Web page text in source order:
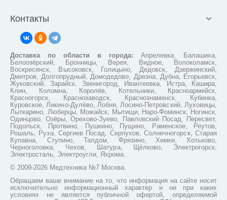
Контакты
Доставка по области в города: Апрелевка, Балашиха,
Белоозёрский, Бронницы, Верея, Видное, Волоколамск,
Воскресенск, Высоковск, Голицыно, Дедовск, Дзержинский,
Дмитров, Долгопрудный, Домодедово, Дрезна, Дубна, Егорьевск,
Жуковский, Зарайск, Звенигород, Ивантеевка, Истра, Кашира,
Клин, Коломна, Королёв, Котельники, Красноармейск,
Красногорск, Краснозаводск, Краснознаменск, Кубинка,
Куровское, Ликино-Дулёво, Лобня, Лосино-Петровский, Луховицы,
Лыткарино, Люберцы, Можайск, Мытищи, Наро-Фоминск, Ногинск,
Одинцово, Озёры, Орехово-Зуево, Павловский Посад, Пересвет,
Подольск, Протвино, Пушкино, Пущино, Раменское, Реутов,
Рошаль, Руза, Сергиев Посад, Серпухов, Солнечногорск, Старая
Купавна, Ступино, Талдом, Фрязино, Химки, Хотьково,
Черноголовка, Чехов, Шатура, Щёлково, Электрогорск,
Электросталь, Электроугли, Яхрома.
© 2009-2026 Медтехника №7 Москва.
Обращаем ваше внимание на то, что информация на сайте носит
исключительно информационный характер и ни при каких
условиях не является публичной офертой, определяемой